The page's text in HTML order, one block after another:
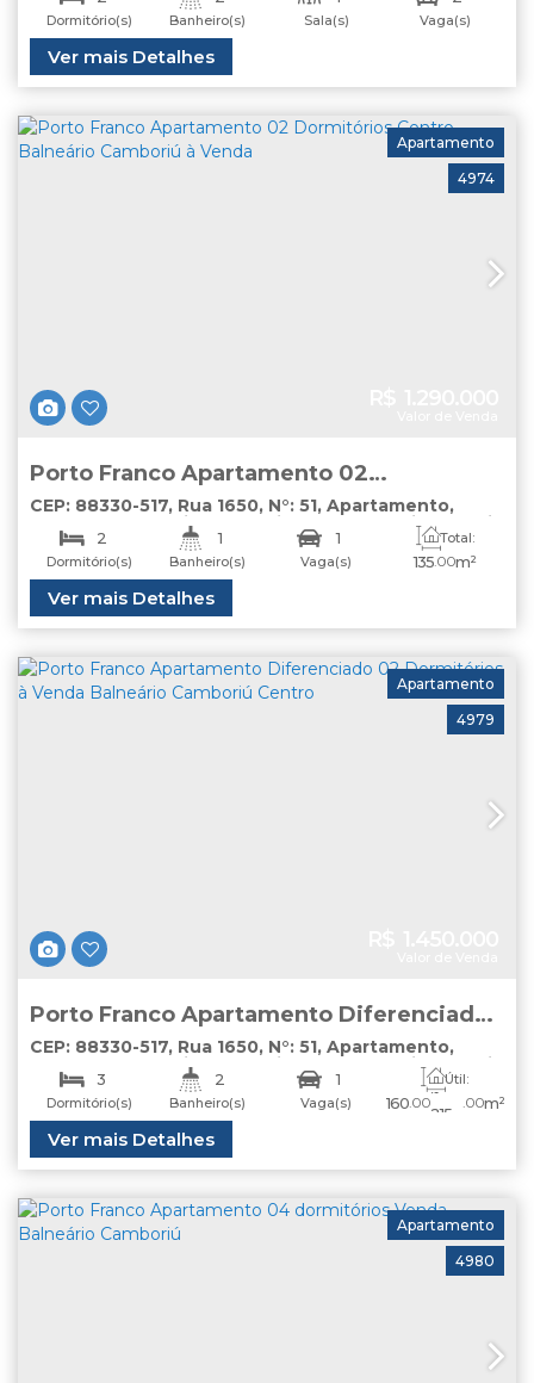
Dormitório(s) Banheiro(s) Sala(s)
Vaga(s)
Útil:
80 .00m²
Ver mais Detalhes
4974
Apartamento
Porto Franco Apartamento 02
Dormitórios Centro Balneário Camboriú à
Venda
CEP: 88330-517, Rua 1650, N°: 51, Apartamento,
Balneário Camboriú Santa Catarina Brasil
2
Dormitório(s)
1
Banheiro(s)
Total:
135.00m²
1
Vaga(s)
Útil:
100 .00m²
Ver mais Detalhes
4979
Apartamento
Porto Franco Apartamento Diferenciado
02 Dormitórios à Venda Balneário
Camboriú Centro
CEP: 88330-517, Rua 1650, N°: 51, Apartamento,
Balneário Camboriú Santa Catarina, Brasil
3
Dormitório(s)
2
Banheiro(s)
1
Vaga(s)
Útil:
160.00
~
215
.00m²
Ver mais Detalhes
4980
Apartamento